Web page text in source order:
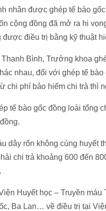
nhân được ghép tế bào
cộng đồng đã mở ra hi
được điều trị bằng kỹ thuật
Bình, Trưởng khoa
nhau, đối với ghép tế
chi phí bảo hiểm chi trả thì
tế bào gốc đồng loài tổng
dây rốn không cùng huyết
chi trả khoảng 600 đến
Huyết học – Truyền
Ba Lan… về điều trị tại